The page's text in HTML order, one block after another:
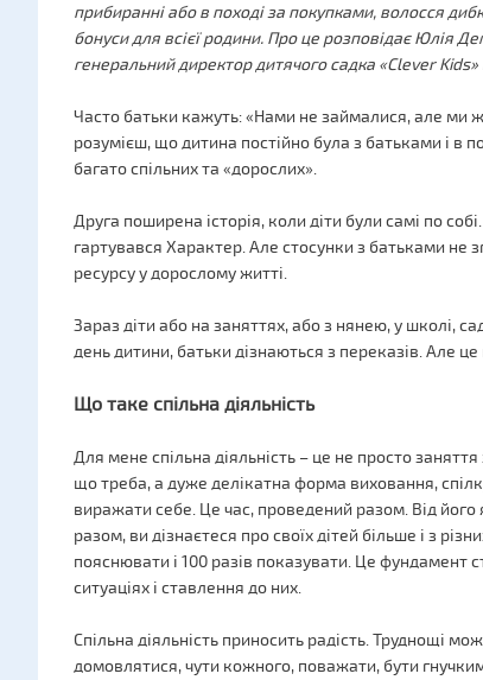
прибиранні або в поході за покупками, волосся
бонуси для всієї родини. Про це розповідає Юлія
генеральний директор дитячого садка «Clever Kids»
Часто батьки кажуть: «Нами не займалися, але ми
розумієш, що дитина постійно була з батьками і в
багато спільних та «дорослих».
Друга поширена історія, коли діти були самі по
гартувався Характер. Але стосунки з батьками не
ресурсу у дорослому житті.
Зараз діти або на заняттях, або з нянею, у школі,
день дитини, батьки дізнаються з переказів. Але
Що таке спільна діяльність
Для мене спільна діяльність – це не просто
що треба, а дуже делікатна форма виховання,
виражати себе. Це час, проведений разом. Від
разом, ви дізнаєтеся про своїх дітей більше і з
пояснювати і 100 разів показувати. Це фундамент
ситуаціях і ставлення до них.
Спільна діяльність приносить радість. Труднощі
домовлятися, чути кожного, поважати, бути